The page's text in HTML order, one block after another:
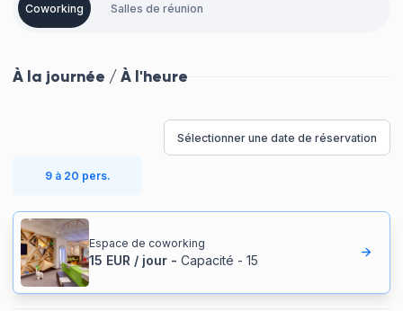
Coworking Salles de réunion
À la journée / À l'heure
Sélectionner une date de réservation
9 à 20 pers.
Espace de coworking
15 EUR / jour - Capacité - 15